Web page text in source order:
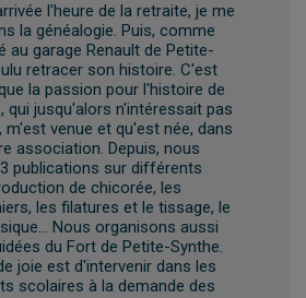
l'heure de la retraite, je me
la généalogie. Puis, comme
au garage Renault de Petite-
retracer son histoire. C'est
la passion pour l'histoire de
qui jusqu'alors n'intéressait pas
m'est venue et qu'est née, dans
association. Depuis, nous
publications sur différents
de chicorée, les
les filatures et le tissage, le
Nous organisons aussi
du Fort de Petite-Synthe.
joie est d'intervenir dans les
scolaires à la demande des